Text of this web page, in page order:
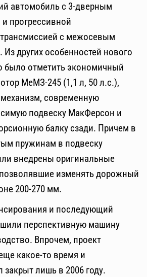
автомобиль с 3-дверным
прогрессивной
с межосевым
других особенностей нового
было отметить экономичный
МеМЗ-245 (1,1 л, 50 л.с.),
современную
подвеску МакФерсон и
балку сзади. Причем в
пружинам в подвеску
внедрены оригинальные
изменять дорожный
200-270 мм.
и последующий
перспективную машину
Впрочем, проект
какое-то время и
закрыт лишь в 2006 году.